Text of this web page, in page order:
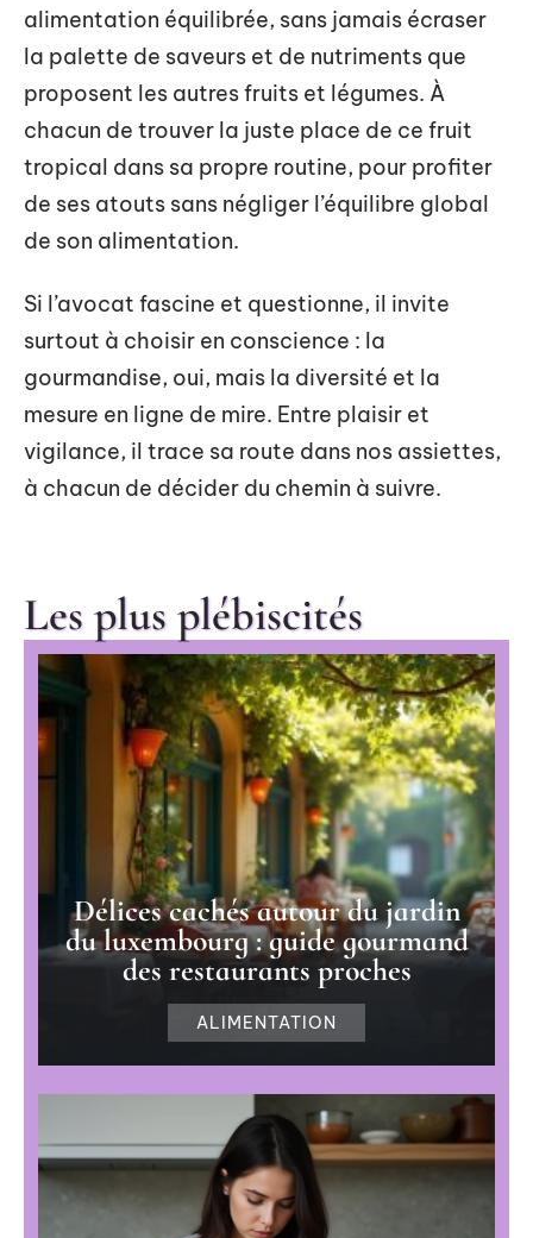
alimentation équilibrée, sans jamais écraser
la palette de saveurs et de nutriments que
proposent les autres fruits et légumes. À
chacun de trouver la juste place de ce fruit
tropical dans sa propre routine, pour profiter
de ses atouts sans négliger l’équilibre global
de son alimentation.
Si l’avocat fascine et questionne, il invite
surtout à choisir en conscience : la
gourmandise, oui, mais la diversité et la
mesure en ligne de mire. Entre plaisir et
vigilance, il trace sa route dans nos assiettes,
à chacun de décider du chemin à suivre.
Les plus plébiscités
Délices cachés autour du jardin
du luxembourg : guide gourmand
des restaurants proches
ALIMENTATION